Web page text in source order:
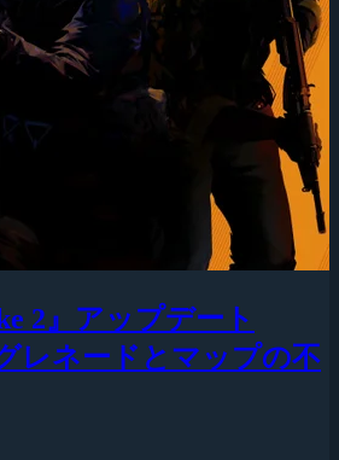
2』アップデート
レネードとマップの不